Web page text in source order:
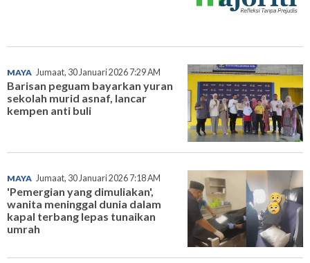
MAYA Jumaat, 30 Januari 2026 7:29 AM
Barisan peguam bayarkan yuran
sekolah murid asnaf, lancar
kempen anti buli
MAYA Jumaat, 30 Januari 2026 7:18 AM
'Pemergian yang dimuliakan',
wanita meninggal dunia dalam
kapal terbang lepas tunaikan
umrah